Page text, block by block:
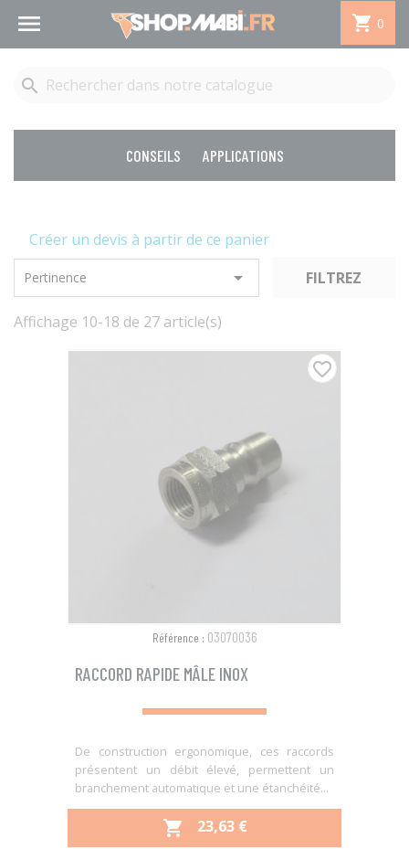
  0

CONSEILS APPLICATIONS
Créer un devis à partir de ce panier
Pertinence  FILTREZ
Affichage 10-18 de 27 article(s)
Référence : 03070036
RACCORD RAPIDE MÂLE INOX
De construction ergonomique, ces raccords
présentent un débit élevé, permettent un
branchement automatique et une étanchéité...
 PRIX
23,63 €
favorite_border